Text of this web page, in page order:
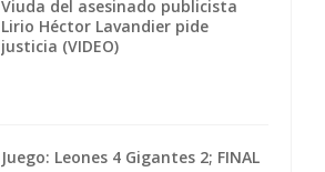
Viuda del asesinado publicista
Lirio Héctor Lavandier pide
justicia (VIDEO)
Juego: Leones 4 Gigantes 2; FINAL